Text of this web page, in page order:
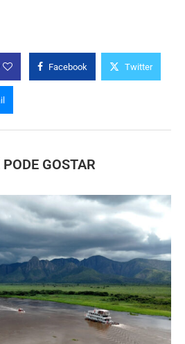
Facebook Twitter
GOSTAR